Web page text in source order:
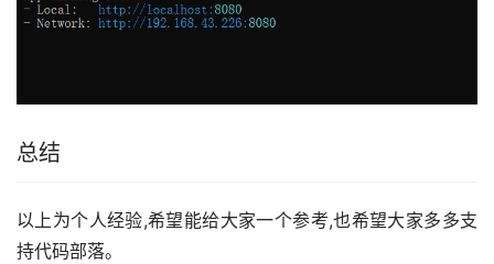
总结
以上为个人经验,希望能给大家一个参考,也希望大家多多支
持代码部落。